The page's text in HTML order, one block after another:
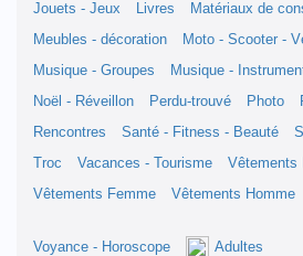
Jouets - Jeux
Livres
Matériaux de
Meubles - décoration
Moto - Scooter -
Musique - Groupes
Musique -
Noël - Réveillon
Perdu-trouvé Photo
Rencontres
Santé - Fitness - Beauté
Troc
Vacances - Tourisme
Vêtements
Vêtements Femme
Vêtements Homme
Voyance - Horoscope Adultes